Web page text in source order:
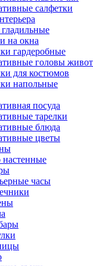
салфетки
на окна
гардеробные
головы
для костюмов
напольные
посуда
тарелки
блюда
цветы
часы